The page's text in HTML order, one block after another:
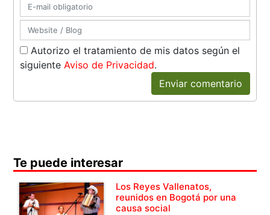
Autorizo el tratamiento de mis datos según el
siguienteAviso de Privacidad.
Enviar comentario
Te puede interesar
Los Reyes Vallenatos,
reunidos en Bogotá por una
causa social